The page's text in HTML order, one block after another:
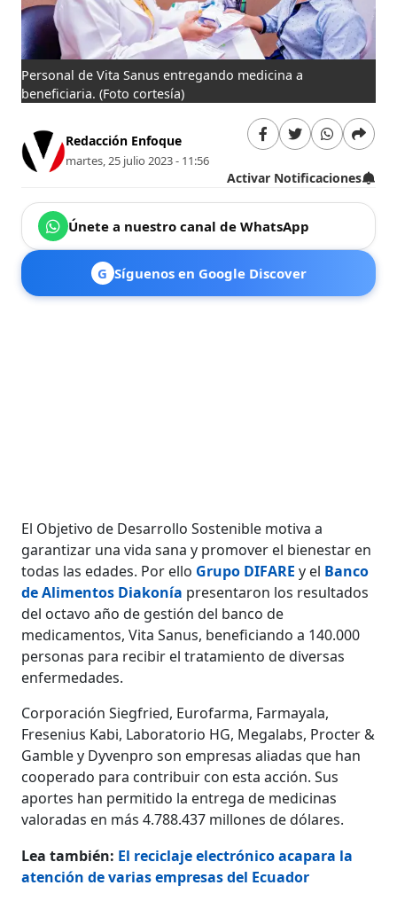
Personal de Vita Sanus entregando medicina a
beneficiaria. (Foto cortesía)
Redacción Enfoque
martes, 25 julio 2023 - 11:56
Activar Notificaciones
Únete a nuestro canal de WhatsApp
G Síguenos en Google Discover
El Objetivo de Desarrollo Sostenible motiva a
garantizar una vida sana y promover el bienestar en
todas las edades. Por ello Grupo DIFARE y el Banco
de Alimentos Diakonía presentaron los resultados
del octavo año de gestión del banco de
medicamentos, Vita Sanus, beneficiando a 140.000
personas para recibir el tratamiento de diversas
enfermedades.
Corporación Siegfried, Eurofarma, Farmayala,
Fresenius Kabi, Laboratorio HG, Megalabs, Procter &
Gamble y Dyvenpro son empresas aliadas que han
cooperado para contribuir con esta acción. Sus
aportes han permitido la entrega de medicinas
valoradas en más 4.788.437 millones de dólares.
Lea también: El reciclaje electrónico acapara la
atención de varias empresas del Ecuador